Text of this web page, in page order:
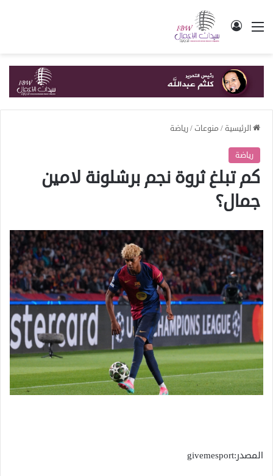
القائمة تسجيل الدخول
الرئيسية/ منوعات /رياضة
رياضة
كم تبلغ ثروة نجم برشلونة لامين
جمال؟
المصدر:givemesport